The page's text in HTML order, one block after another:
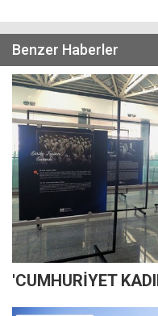
Benzer Haberler
'CUMHURİYET